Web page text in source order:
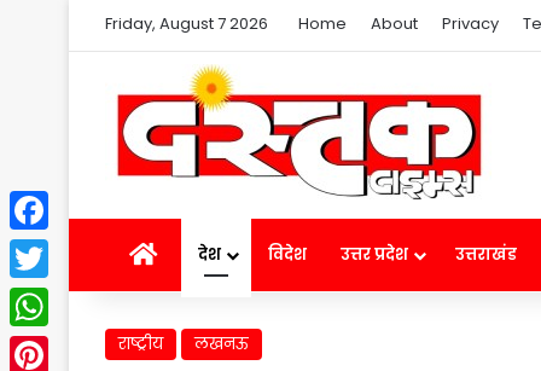
Friday, August 7 2026 Home About Privacy
Homeदेश विदेश उत्तर प्रदेश उत्तराखंड
राष्ट्रीय लखनऊ
Facebook
Twitter
WhatsApp